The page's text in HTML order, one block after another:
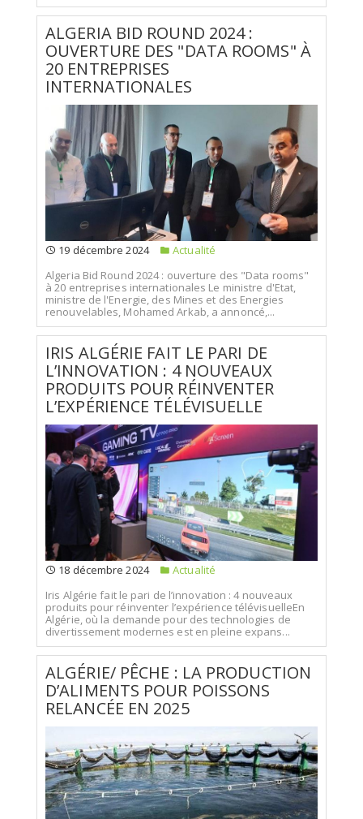
ALGERIA BID ROUND 2024 :
OUVERTURE DES "DATA ROOMS" À
20 ENTREPRISES
INTERNATIONALES
19 décembre 2024
Actualité
Algeria Bid Round 2024 : ouverture des "Data rooms"
à 20 entreprises internationales Le ministre d'Etat,
ministre de l'Energie, des Mines et des Energies
renouvelables, Mohamed Arkab, a annoncé,...
IRIS ALGÉRIE FAIT LE PARI DE
L’INNOVATION : 4 NOUVEAUX
PRODUITS POUR RÉINVENTER
L’EXPÉRIENCE TÉLÉVISUELLE
18 décembre 2024
Actualité
Iris Algérie fait le pari de l’innovation : 4 nouveaux
produits pour réinventer l’expérience télévisuelleEn
Algérie, où la demande pour des technologies de
divertissement modernes est en pleine expans...
ALGÉRIE/ PÊCHE : LA PRODUCTION
D’ALIMENTS POUR POISSONS
RELANCÉE EN 2025